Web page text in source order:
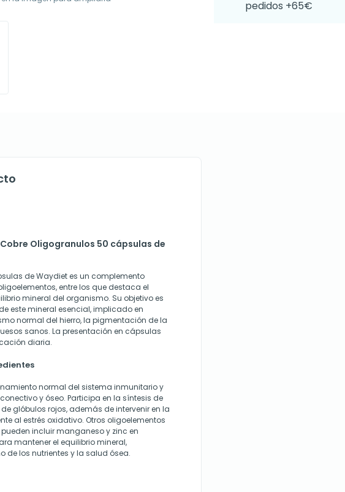
pedidos +65€
Oligogranulos 50 cápsulas de
de Waydiet es un complemento
entre los que destaca el
mineral del organismo. Su objetivo es
este mineral esencial, implicado en
normal del hierro, la pigmentación de la
sanos. La presentación en cápsulas
diaria.
normal del sistema inmunitario y
y óseo. Participa en la síntesis de
glóbulos rojos, además de intervenir en la
al estrés oxidativo. Otros oligoelementos
incluir manganeso y zinc en
mantener el equilibrio mineral,
de los nutrientes y la salud ósea.